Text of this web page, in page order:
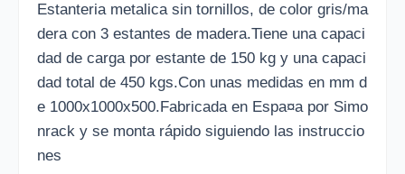
Estanteria metalica sin tornillos, de color gris/ma
dera con 3 estantes de madera.Tiene una capaci
dad de carga por estante de 150 kg y una capaci
dad total de 450 kgs.Con unas medidas en mm d
e 1000x1000x500.Fabricada en Espa¤a por Simo
nrack y se monta rápido siguiendo las instruccio
nes